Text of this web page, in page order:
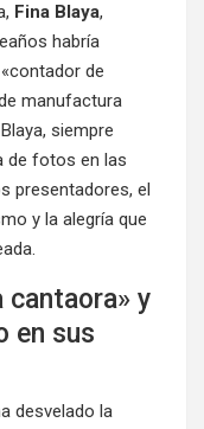
Fina Blaya,
habría
de
manufactura
siempre
de fotos en las
presentadores, el
y la alegría que
cantaora» y
en sus
desvelado la